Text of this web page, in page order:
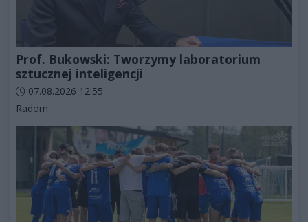
Prof. Bukowski: Tworzymy laboratorium
sztucznej inteligencji
Data dodania artykułu:
07.08.2026 12:55
Kategorie artykułu:
Radom